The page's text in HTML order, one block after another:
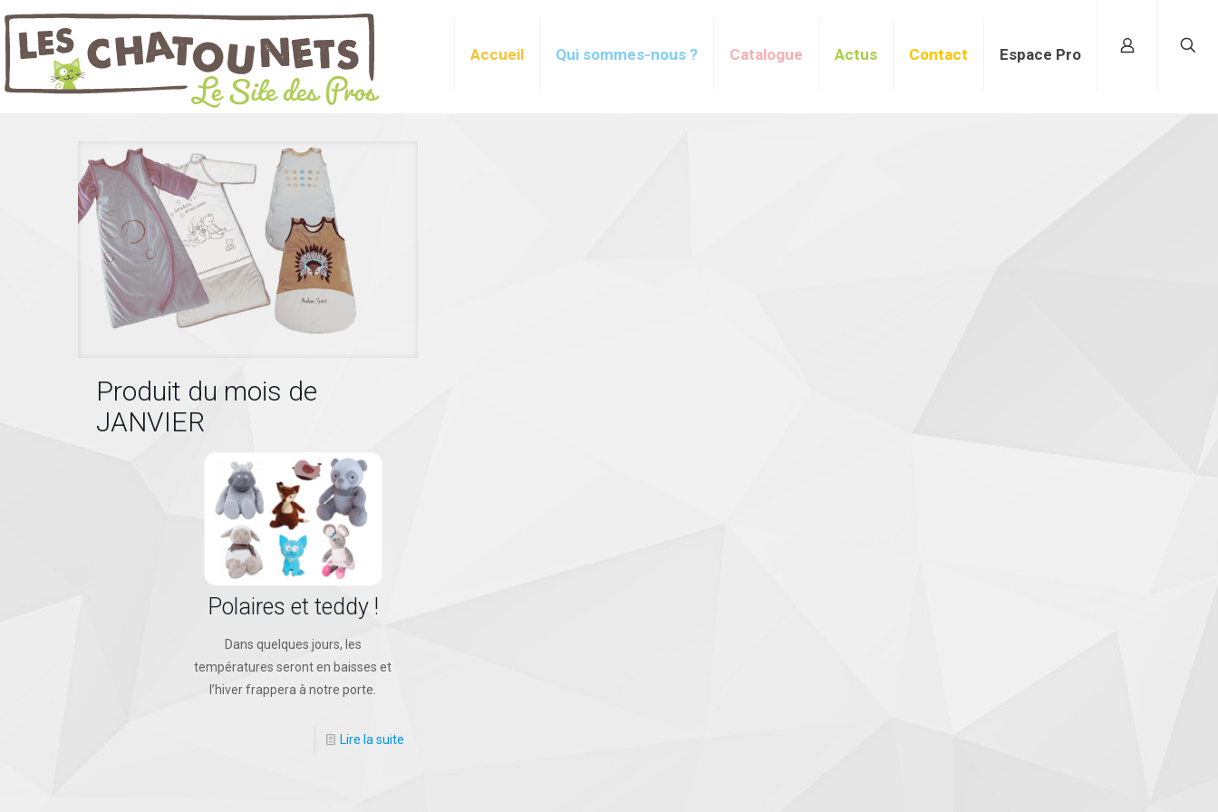
Accueil Qui sommes-nous ? Catalogue Actus Contact Espace Pro
Produit du mois de
JANVIER
Polaires et teddy !
Dans quelques jours, les
températures seront en baisses et
l’hiver frappera à notre porte.
Lire la suite